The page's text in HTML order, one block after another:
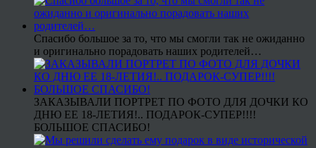
Спасибо большое за то, что мы смогли так не ожиданно
и оригинально порадовать наших родителей…
ЗАКАЗЫВАЛИ ПОРТРЕТ ПО ФОТО ДЛЯ ДОЧКИ КО
ДНЮ ЕЕ 18-ЛЕТИЯ!.. ПОДАРОК-СУПЕР!!!!
БОЛЬШОЕ СПАСИБО!